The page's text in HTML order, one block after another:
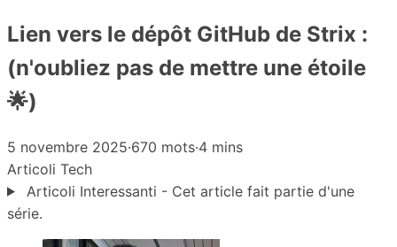
Lien vers le dépôt GitHub de Strix :
(n'oubliez pas de mettre une étoile
🌟)
5 novembre 2025·670 mots·4 mins
Articoli Tech
Articoli Interessanti - Cet article fait partie d'une
série.